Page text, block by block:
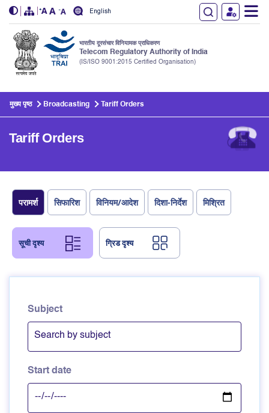
English
भारतीय दूरसंचार विनियामक प्राधिकरण
Telecom Regulatory Authority of India
(IS/ISO 9001:2015 Certified Organisation)
मुख्य पृष्ठ Broadcasting Tariff Orders
Tariff Orders
परामर्श सिफारिश विनियम/आदेश दिशा-निर्देश मिश्रित
सूची दृश्य ग्रिड दृश्य
Subject
Start date